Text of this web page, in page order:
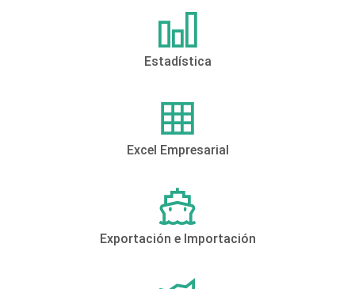
Estadística
Excel Empresarial
Exportación e Importación